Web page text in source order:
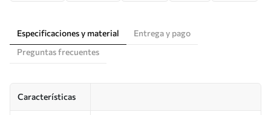
Especificaciones y material
Entrega y pago
Preguntas frecuentes
Características